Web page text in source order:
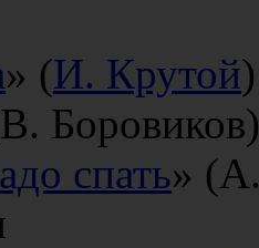
» (И. Крутой
спать»